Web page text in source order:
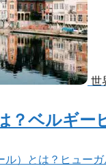
世
？ベルギー
）とは？ヒュー